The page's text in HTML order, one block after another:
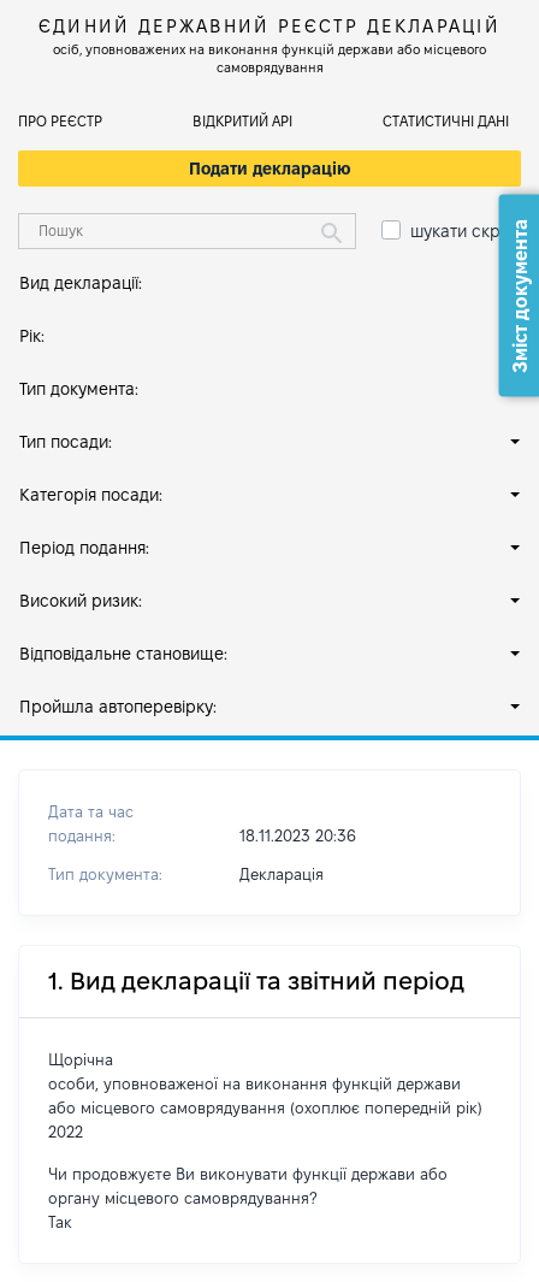
ЄДИНИЙ ДЕРЖАВНИЙ РЕЄСТР ДЕКЛАРАЦІЙ
осіб, уповноважених на виконання функцій держави або місцевого
самоврядування
ПРО РЕЄСТР ВІДКРИТИЙ АРІ СТАТИСТИЧНІ ДАНІ
Подати декларацію
шукати скрізь
Вид декларації:
Рік:
Тип документа:
Тип посади:
Категорія посади:
Період подання:
Високий ризик:
Відповідальне становище:
Пройшла автоперевірку:
Дата та час
подання:
18.11.2023 20:36
Тип документа: Декларація
1. Вид декларації та звітний період
Щорічна
особи, уповноваженої на виконання функцій держави
або місцевого самоврядування (охоплює попередній рік)
2022
Чи продовжуєте Ви виконувати функції держави або
органу місцевого самоврядування?
Так
Зміст документа